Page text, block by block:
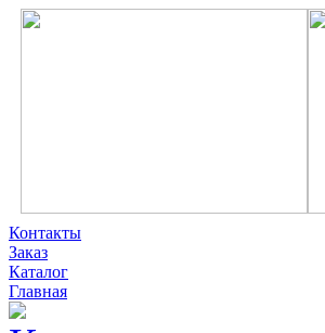
Контакты
Заказ
Каталог
Главная